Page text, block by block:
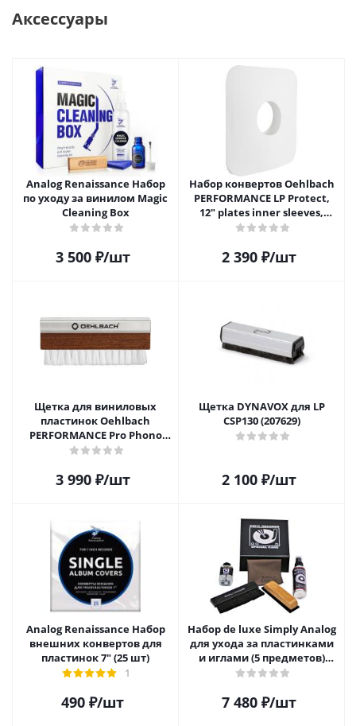
Аксессуары
Analog Renaissance Набор
по уходу за винилом Magic
Cleaning Box
3 500₽/шт
Набор конвертов Oehlbach
PERFORMANCE LP Protect,
12" plates inner sleeves,
D1C2611
2 390₽/шт
Щетка для виниловых
пластинок Oehlbach
PERFORMANCE Pro Phono
Brush, Record Brush,
3 990₽/шт
Щетка DYNAVOX для LP
CSP130 (207629)
2 100₽/шт
Analog Renaissance Набор
внешних конвертов для
пластинок 7" (25 шт)
1
490 ₽/шт
Набор de luxe Simply Analog
для ухода за пластинками
и иглами (5 предметов)
SAVC003
7 480₽/шт